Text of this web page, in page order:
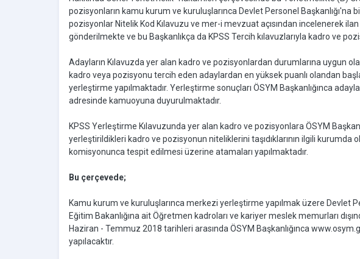
pozisyonların kamu kurum ve kuruluşlarınca Devlet Personel Başkanlığı'na
pozisyonlar Nitelik Kod Kılavuzu ve mer-i mevzuat açısından incelenerek
gönderilmekte ve bu Başkanlıkça da KPSS Tercih kılavuzlarıyla kadro ve
Adayların Kılavuzda yer alan kadro ve pozisyonlardan durumlarına uygun
kadro veya pozisyonu tercih eden adaylardan en yüksek puanlı olandan
yerleştirme yapılmaktadır. Yerleştirme sonuçları ÖSYM Başkanlığınca
adresinde kamuoyuna duyurulmaktadır.
KPSS Yerleştirme Kılavuzunda yer alan kadro ve pozisyonlara ÖSYM
yerleştirildikleri kadro ve pozisyonun niteliklerini taşıdıklarının ilgili kurumda
komisyonunca tespit edilmesi üzerine atamaları yapılmaktadır.
Bu çerçevede;
Kamu kurum ve kuruluşlarınca merkezi yerleştirme yapılmak üzere Devlet
Eğitim Bakanlığına ait Öğretmen kadroları ve kariyer meslek memurları
Haziran - Temmuz 2018 tarihleri arasında ÖSYM Başkanlığınca
yapılacaktır.